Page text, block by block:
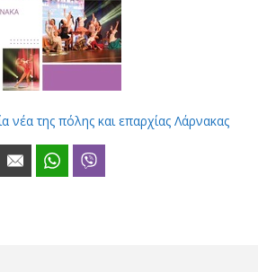
νέα της πόλης και επαρχίας Λάρνακας
LinkedIn Email WhatsApp